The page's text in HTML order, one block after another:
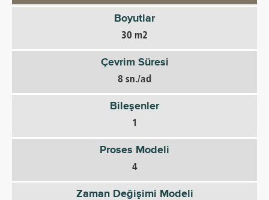
Boyutlar
30 m2
Çevrim Süresi
8 sn./ad
Bileşenler
1
Proses Modeli
4
Zaman Değişimi Modeli